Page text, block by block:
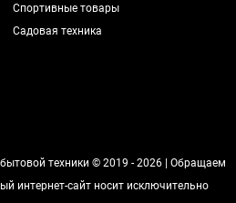
Спортивные товары
Садовая техника
бытовой техники © 2019 - 2026 | Обращаем
интернет-сайт носит исключительно